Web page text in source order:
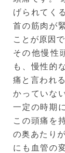
げられてく
首の筋肉が
ことが原因
その他慢性
も、慢性的
痛と言われ
かっていな
一定の時期
この頭痛を
の奥あたり
にも血管の